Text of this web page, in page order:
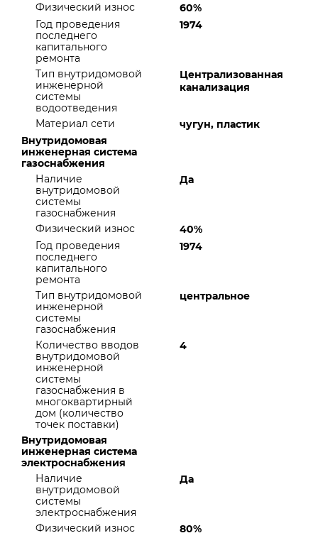
Физический износ
60%
Год проведения
последнего
капитального
ремонта
1974
Тип внутридомовой
инженерной
системы
водоотведения
Централизованная
канализация
Материал сети
чугун, пластик
Внутридомовая
инженерная система
газоснабжения
Наличие
внутридомовой
системы
газоснабжения
Да
Физический износ
40%
Год проведения
последнего
капитального
ремонта
1974
Тип внутридомовой
инженерной
системы
газоснабжения
центральное
Количество вводов
внутридомовой
инженерной
системы
газоснабжения в
многоквартирный
дом (количество
точек поставки)
4
Внутридомовая
инженерная система
электроснабжения
Наличие
внутридомовой
системы
электроснабжения
Да
Физический износ
80%